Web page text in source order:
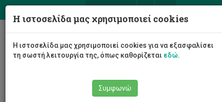
Σχολή Μηχανικής και Τεχνολογίας
Τμήμα Πολιτικών Μηχανικών και Μηχανικών
Η ιστοσελίδα μας χρησιμοποιεί cookies
Η ιστοσελίδα μας χρησιμοποιεί cookies για να εξασφαλίσει
τη σωστή λειτουργία της, όπως καθορίζεται εδώ.
Συμφωνώ